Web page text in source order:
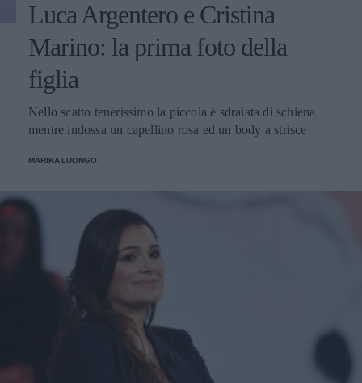
Luca Argentero e Cristina
Marino: la prima foto della
figlia
Nello scatto tenerissimo la piccola è sdraiata di schiena
mentre indossa un capellino rosa ed un body a strisce
MARIKA LUONGO